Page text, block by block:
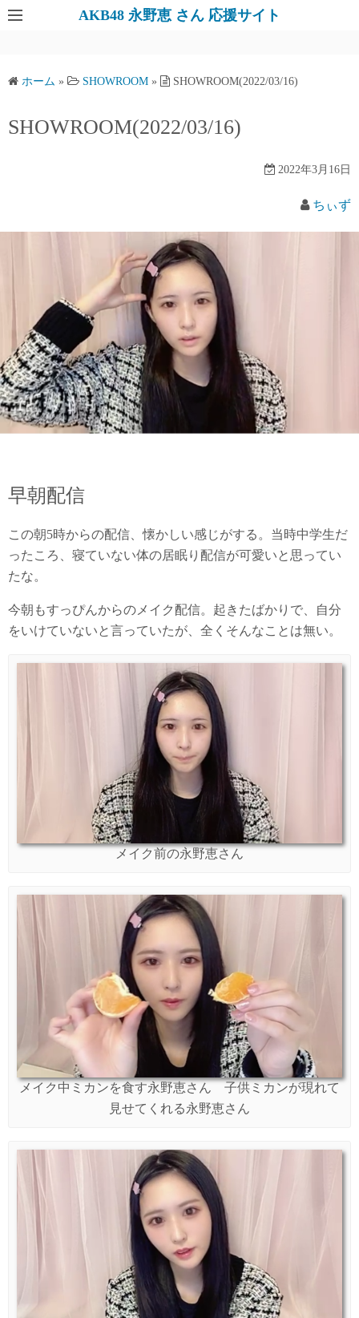
AKB48 永野恵 さん 応援サイト
ホーム » SHOWROOM » SHOWROOM(2022/03/16)
SHOWROOM(2022/03/16)
2022年3月16日
ちぃず
早朝配信
この朝5時からの配信、懐かしい感じがする。当時中学生だ
ったころ、寝ていない体の居眠り配信が可愛いと思ってい
たな。
今朝もすっぴんからのメイク配信。起きたばかりで、自分
をいけていないと言っていたが、全くそんなことは無い。
メイク前の永野恵さん
メイク中ミカンを食す永野恵さん 子供ミカンが現れて
見せてくれる永野恵さん